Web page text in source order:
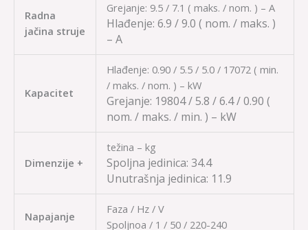
Radna
jačina struje
Grejanje: 9.5 / 7.1 ( maks. / nom. ) – A
Hlađenje: 6.9 / 9.0 ( nom. / maks. )
– A
Kapacitet
Hlađenje: 0.90 / 5.5 / 5.0 / 17072 ( min.
/ maks. / nom. ) – kW
Grejanje: 19804 / 5.8 / 6.4 / 0.90 (
nom. / maks. / min. ) – kW
Dimenzije +
težina – kg
Spoljna jedinica: 34.4
Unutrašnja jedinica: 11.9
Napajanje
Faza / Hz / V
Spoljnoa / 1 / 50 / 220-240